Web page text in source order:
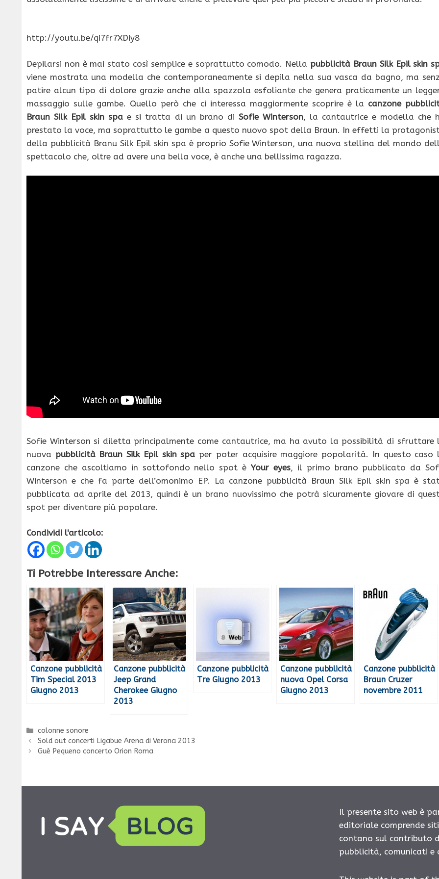
http://youtu.be/qi7fr7XDiy8
Depilarsi non è mai stato così semplice e soprattutto comodo. Nella pubblicità Braun Silk Epil skin
viene mostrata una modella che contemporaneamente si depila nella sua vasca da bagno, ma
patire alcun tipo di dolore grazie anche alla spazzola esfoliante che genera praticamente un
massaggio sulle gambe. Quello però che ci interessa maggiormente scoprire è la canzone
Braun Silk Epil skin spae si tratta di un brano di Sofie Winterson, la cantautrice e modella che
prestato la voce, ma soprattutto le gambe a questo nuovo spot della Braun. In effetti la
della pubblicità Branu Silk Epil skin spa è proprio Sofie Winterson, una nuova stellina del mondo
spettacolo che, oltre ad avere una bella voce, è anche una bellissima ragazza.
Sofie Winterson si diletta principalmente come cantautrice, ma ha avuto la possibilità di sfruttare
nuova pubblicità Braun Silk Epil skin spa per poter acquisire maggiore popolarità. In questo caso
canzone che ascoltiamo in sottofondo nello spot èYour eyes, il primo brano pubblicato da
Winterson e che fa parte dell’omonimo EP. La canzone pubblicità Braun Silk Epil skin spa è
pubblicata ad aprile del 2013, quindi è un brano nuovissimo che potrà sicuramente giovare di
spot per diventare più popolare.
Condividi l'articolo:
Ti Potrebbe Interessare Anche:
Canzone pubblicità
Tim Special 2013
Giugno 2013
Canzone pubblicità
Jeep Grand
Cherokee Giugno
2013
Canzone pubblicità
Tre Giugno 2013
Canzone pubblicità
nuova Opel Corsa
Giugno 2013
Canzone pubblicità
Braun Cruzer
novembre 2011
Categorie
colonne sonore
Sold out concerti Ligabue Arena di Verona 2013
Guè Pequeno concerto Orion Roma
Il presente sito web è
editoriale comprende
contano sul contributo
pubblicità, comunicati e